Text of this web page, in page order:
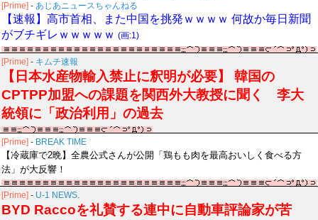
[Prime] - あじあニュースちゃんねる
【速報】高市首相、また中国を挑発ｗｗｗｗ 何故か毎日新聞
がブチギレｗｗｗｗｗ (画:1)
[Prime] - キムチ速報
【日本水産物輸入禁止に釈明が必要】 韓国の
CPTPP加盟への課題を関西外大教授に聞く 李大
統領に「政治利用」の過去
[Prime] - BREAK TIME
【冷蔵庫で2晩】全農公式さんが公開「鶏もも肉を最高おいしく食べる方
法」が大反響！
[Prime] - U-1 NEWS.
BYD Raccoを礼賛する連中に自動車評論家が苦